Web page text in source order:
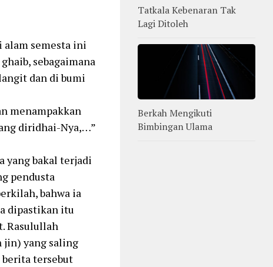
alam semesta ini
sebagaimana
dan di bumi
menampakkan
diridhai-Nya,…”
yang bakal terjadi
pendusta
bahwa ia
dipastikan itu
Rasulullah
jin) yang saling
tersebut
Tatkala Kebenaran Tak
Lagi Ditoleh
Berkah Mengikuti
Bimbingan Ulama